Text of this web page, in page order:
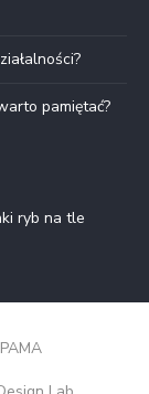
pamiętać?
ryb na tle